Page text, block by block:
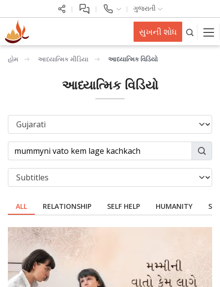
ગુજરાતી
સુખની શોધ
હોમ આધ્યાત્મિક મીડિયા આધ્યાત્મિક વિડિયો
આધ્યાત્મિક વિડિયો
ALL RELATIONSHIP SELF HELP HUMANITY